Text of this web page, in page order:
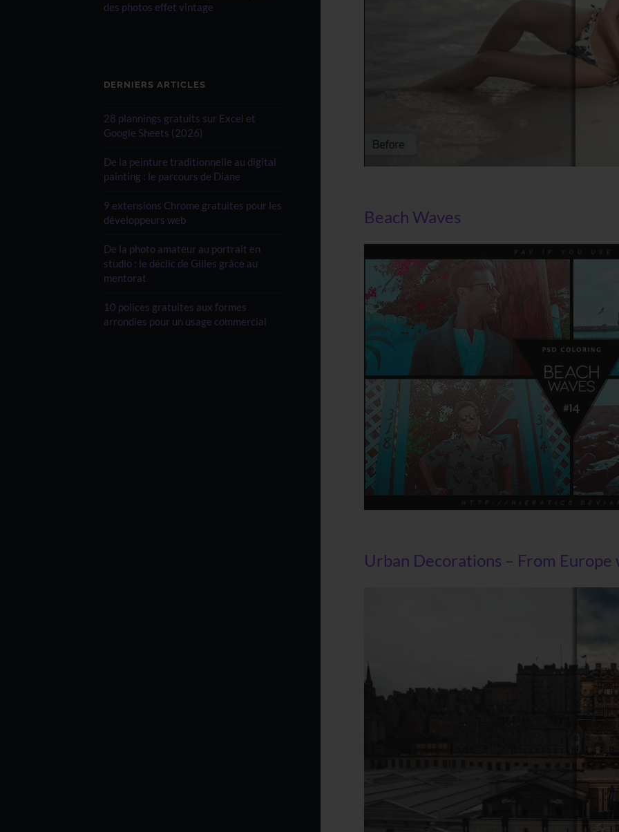
des photos effet vintage
DERNIERS ARTICLES
28 plannings gratuits sur Excel et
Google Sheets (2026)
De la peinture traditionnelle au digital
painting : le parcours de Diane
9 extensions Chrome gratuites pour les
développeurs web
De la photo amateur au portrait en
studio : le déclic de Gilles grâce au
mentorat
10 polices gratuites aux formes
arrondies pour un usage commercial
Beach Waves
Urban Decorations – From Europe